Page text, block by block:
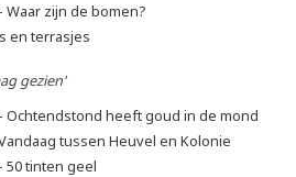
- Waar zijn de bomen?
en terrasjes
gezien'
- Ochtendstond heeft goud in de mond
tussen Heuvel en Kolonie
- 50 tinten geel